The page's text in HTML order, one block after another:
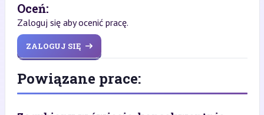
Oceń:
Zaloguj się aby ocenić pracę.
ZALOGUJ SIĘ
Powiązane prace: